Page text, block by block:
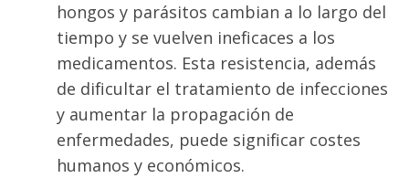
hongos y parásitos cambian a lo largo del
tiempo y se vuelven ineficaces a los
medicamentos. Esta resistencia, además
de dificultar el tratamiento de infecciones
y aumentar la propagación de
enfermedades, puede significar costes
humanos y económicos.